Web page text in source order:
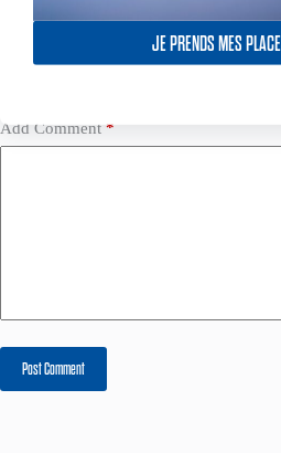
JE PRENDS MES
Add Comment *
Post Comment